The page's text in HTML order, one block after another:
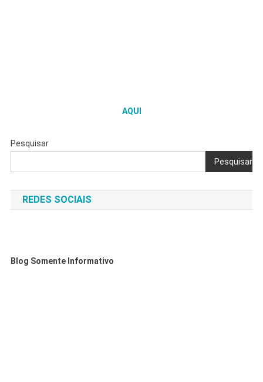
AQUI
Pesquisar
Pesquisar
REDES SOCIAIS
Blog Somente Informativo